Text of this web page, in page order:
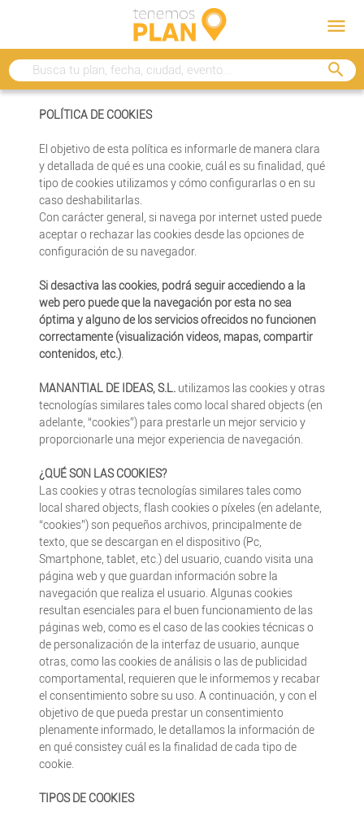
menu
search
POLÍTICA DE COOKIES
El objetivo de esta política es informarle de manera clara
y detallada de qué es una cookie, cuál es su finalidad, qué
tipo de cookies utilizamos y cómo configurarlas o en su
caso deshabilitarlas.
Con carácter general, si navega por internet usted puede
aceptar o rechazar las cookies desde las opciones de
configuración de su navegador.
Si desactiva las cookies, podrá seguir accediendo a la
web pero puede que la navegación por esta no sea
óptima y alguno de los servicios ofrecidos no funcionen
correctamente (visualización videos, mapas, compartir
contenidos, etc.).
MANANTIAL DE IDEAS, S.L. utilizamos las cookies y otras
tecnologías similares tales como local shared objects (en
adelante, “cookies”) para prestarle un mejor servicio y
proporcionarle una mejor experiencia de navegación.
¿QUÉ SON LAS COOKIES?
Las cookies y otras tecnologías similares tales como
local shared objects, flash cookies o píxeles (en adelante,
“cookies”) son pequeños archivos, principalmente de
texto, que se descargan en el dispositivo (Pc,
Smartphone, tablet, etc.) del usuario, cuando visita una
página web y que guardan información sobre la
navegación que realiza el usuario. Algunas cookies
resultan esenciales para el buen funcionamiento de las
páginas web, como es el caso de las cookies técnicas o
de personalización de la interfaz de usuario, aunque
otras, como las cookies de análisis o las de publicidad
comportamental, requieren que le informemos y recabar
el consentimiento sobre su uso. A continuación, y con el
objetivo de que pueda prestar un consentimiento
plenamente informado, le detallamos la información de
en qué consistey cuál es la finalidad de cada tipo de
cookie.
TIPOS DE COOKIES